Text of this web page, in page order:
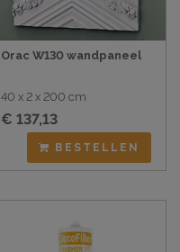
Orac W130 wandpaneel
40 x 2 x 200 cm
€ 137,13
BESTELLEN